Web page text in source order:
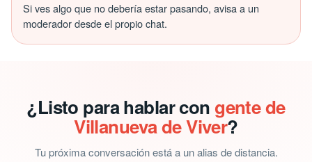
Si ves algo que no debería estar pasando, avisa a un
moderador desde el propio chat.
¿Listo para hablar con gente de
Villanueva de Viver?
Tu próxima conversación está a un alias de distancia.